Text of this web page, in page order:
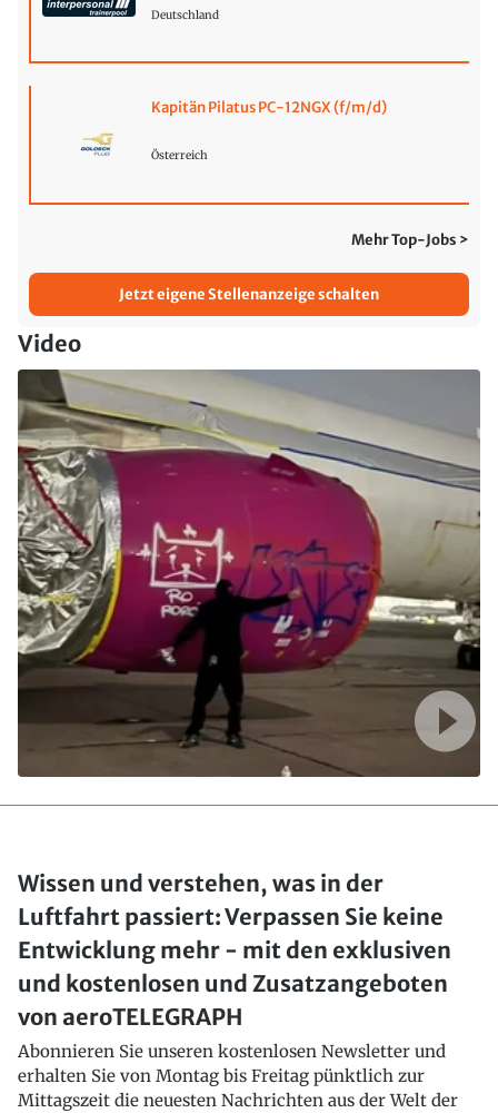
Deutschland
Kapitän Pilatus PC-12NGX (f/m/d)
Österreich
Mehr Top-Jobs >
Jetzt eigene Stellenanzeige schalten
Video
Wissen und verstehen, was in der
Luftfahrt passiert: Verpassen Sie keine
Entwicklung mehr - mit den exklusiven
und kostenlosen und Zusatzangeboten
von aeroTELEGRAPH
Abonnieren Sie unseren kostenlosen Newsletter und
erhalten Sie von Montag bis Freitag pünktlich zur
Mittagszeit die neuesten Nachrichten aus der Welt der